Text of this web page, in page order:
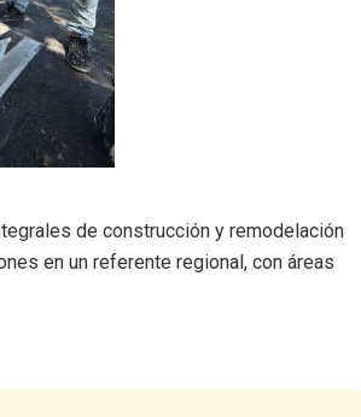
de construcción y remodelación
en un referente regional, con áreas